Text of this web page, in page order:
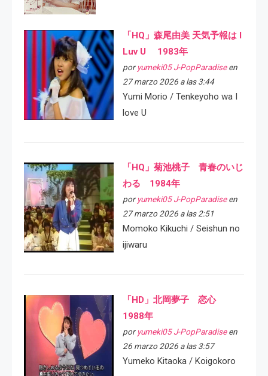
「HQ」森尾由美 天気予報は I
Luv U 1983年
por yumeki05 J-PopParadiseen
27 marzo 2026 a las 3:44
Yumi Morio / Tenkeyoho wa I
love U
「HQ」菊池桃子 青春のいじ
わる 1984年
por yumeki05 J-PopParadiseen
27 marzo 2026 a las 2:51
Momoko Kikuchi / Seishun no
ijiwaru
「HD」北岡夢子 恋心
1988年
por yumeki05 J-PopParadiseen
26 marzo 2026 a las 3:57
Yumeko Kitaoka / Koigokoro